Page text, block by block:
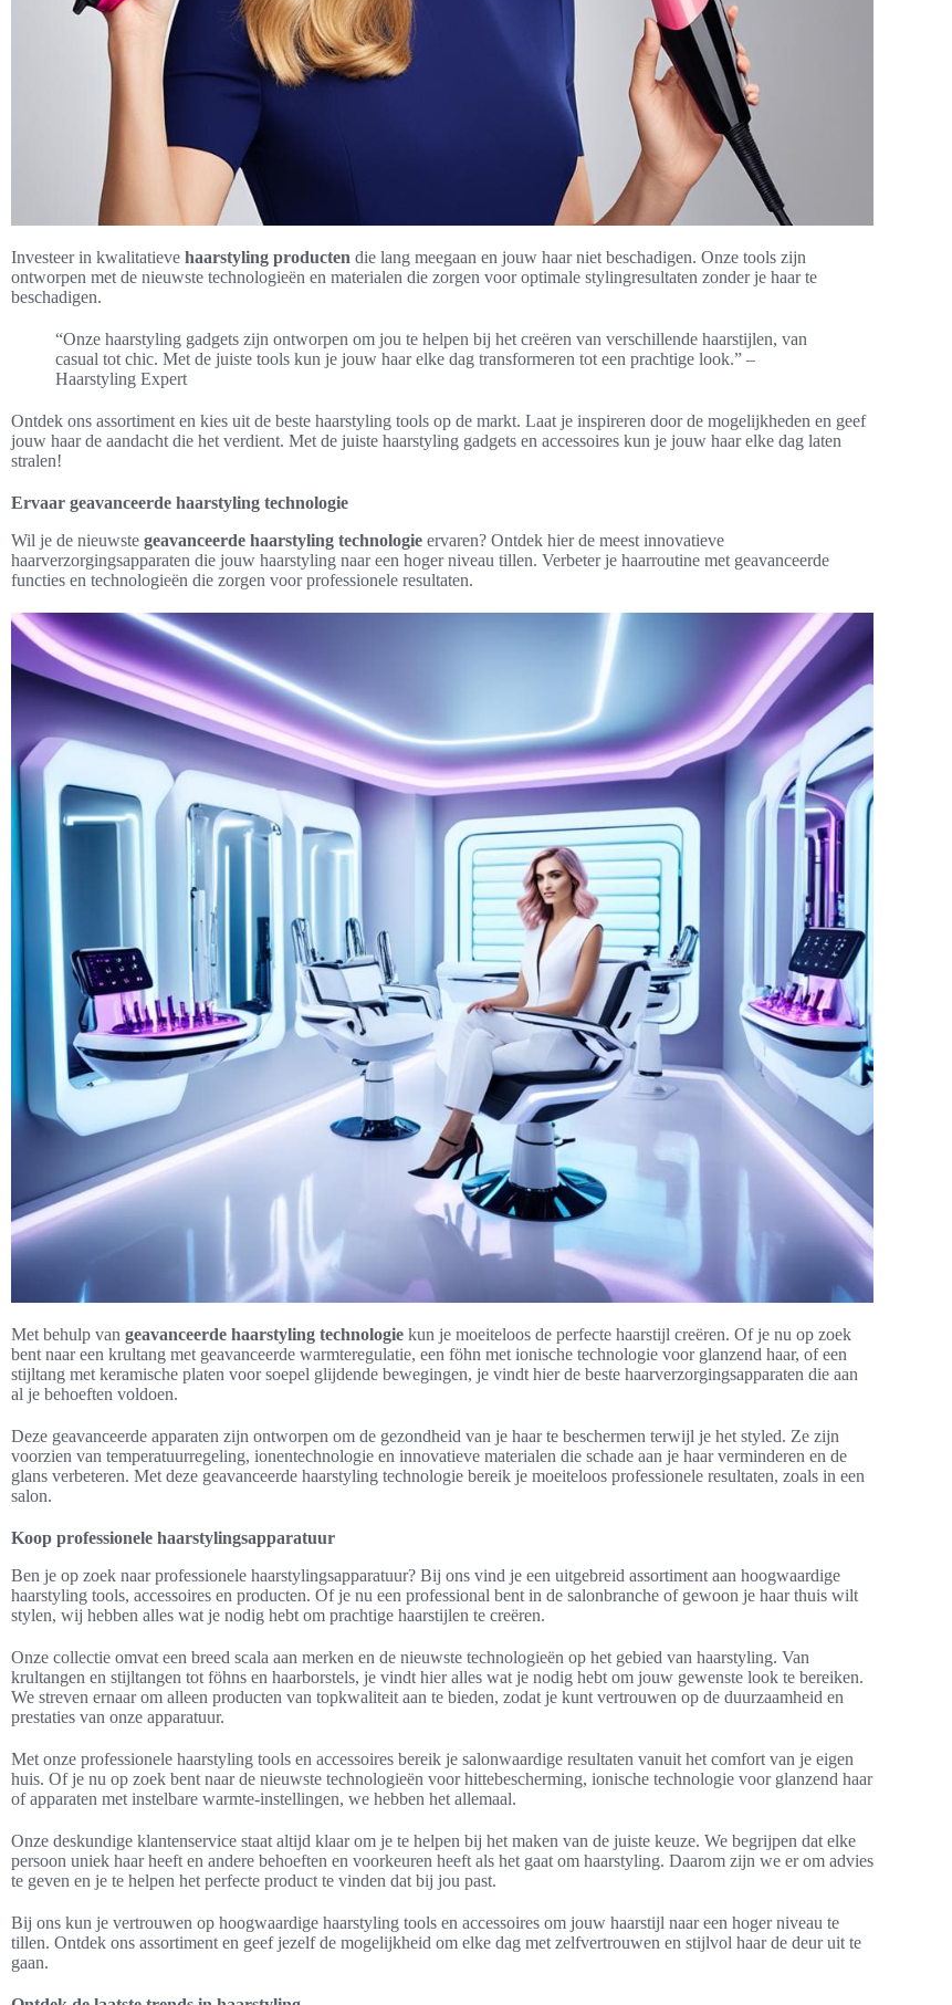
Investeer in kwalitatieve haarstyling producten die lang meegaan en jouw haar niet beschadigen. Onze tools zijn
ontworpen met de nieuwste technologieën en materialen die zorgen voor optimale stylingresultaten zonder je haar te
beschadigen.
“Onze haarstyling gadgets zijn ontworpen om jou te helpen bij het creëren van verschillende haarstijlen, van
casual tot chic. Met de juiste tools kun je jouw haar elke dag transformeren tot een prachtige look.” –
Haarstyling Expert
Ontdek ons assortiment en kies uit de beste haarstyling tools op de markt. Laat je inspireren door de mogelijkheden en geef
jouw haar de aandacht die het verdient. Met de juiste haarstyling gadgets en accessoires kun je jouw haar elke dag laten
stralen!
Ervaar geavanceerde haarstyling technologie
Wil je de nieuwste geavanceerde haarstyling technologie ervaren? Ontdek hier de meest innovatieve
haarverzorgingsapparaten die jouw haarstyling naar een hoger niveau tillen. Verbeter je haarroutine met geavanceerde
functies en technologieën die zorgen voor professionele resultaten.
Met behulp van geavanceerde haarstyling technologie kun je moeiteloos de perfecte haarstijl creëren. Of je nu op zoek
bent naar een krultang met geavanceerde warmteregulatie, een föhn met ionische technologie voor glanzend haar, of een
stijltang met keramische platen voor soepel glijdende bewegingen, je vindt hier de beste haarverzorgingsapparaten die aan
al je behoeften voldoen.
Deze geavanceerde apparaten zijn ontworpen om de gezondheid van je haar te beschermen terwijl je het styled. Ze zijn
voorzien van temperatuurregeling, ionentechnologie en innovatieve materialen die schade aan je haar verminderen en de
glans verbeteren. Met deze geavanceerde haarstyling technologie bereik je moeiteloos professionele resultaten, zoals in een
salon.
Koop professionele haarstylingsapparatuur
Ben je op zoek naar professionele haarstylingsapparatuur? Bij ons vind je een uitgebreid assortiment aan hoogwaardige
haarstyling tools, accessoires en producten. Of je nu een professional bent in de salonbranche of gewoon je haar thuis wilt
stylen, wij hebben alles wat je nodig hebt om prachtige haarstijlen te creëren.
Onze collectie omvat een breed scala aan merken en de nieuwste technologieën op het gebied van haarstyling. Van
krultangen en stijltangen tot föhns en haarborstels, je vindt hier alles wat je nodig hebt om jouw gewenste look te bereiken.
We streven ernaar om alleen producten van topkwaliteit aan te bieden, zodat je kunt vertrouwen op de duurzaamheid en
prestaties van onze apparatuur.
Met onze professionele haarstyling tools en accessoires bereik je salonwaardige resultaten vanuit het comfort van je eigen
huis. Of je nu op zoek bent naar de nieuwste technologieën voor hittebescherming, ionische technologie voor glanzend haar
of apparaten met instelbare warmte-instellingen, we hebben het allemaal.
Onze deskundige klantenservice staat altijd klaar om je te helpen bij het maken van de juiste keuze. We begrijpen dat elke
persoon uniek haar heeft en andere behoeften en voorkeuren heeft als het gaat om haarstyling. Daarom zijn we er om advies
te geven en je te helpen het perfecte product te vinden dat bij jou past.
Bij ons kun je vertrouwen op hoogwaardige haarstyling tools en accessoires om jouw haarstijl naar een hoger niveau te
tillen. Ontdek ons assortiment en geef jezelf de mogelijkheid om elke dag met zelfvertrouwen en stijlvol haar de deur uit te
gaan.